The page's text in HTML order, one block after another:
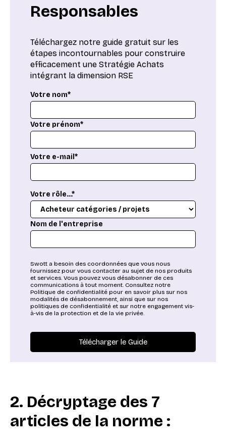
Responsables
Téléchargez notre guide gratuit sur les
étapes incontournables pour construire
efficacement une Stratégie Achats
intégrant la dimension RSE
Votre nom*
Votre prénom*
Votre e-mail*
Votre rôle...*
Nom de l'entreprise
Swott a besoin des coordonnées que vous nous
fournissez pour vous contacter au sujet de nos produits
et services. Vous pouvez vous désabonner de ces
communications à tout moment. Consultez notre
Politique de confidentialité pour en savoir plus sur nos
modalités de désabonnement, ainsi que sur nos
politiques de confidentialité et sur notre engagement vis-
à-vis de la protection et de la vie privée.
2. Décryptage des 7
articles de la norme :